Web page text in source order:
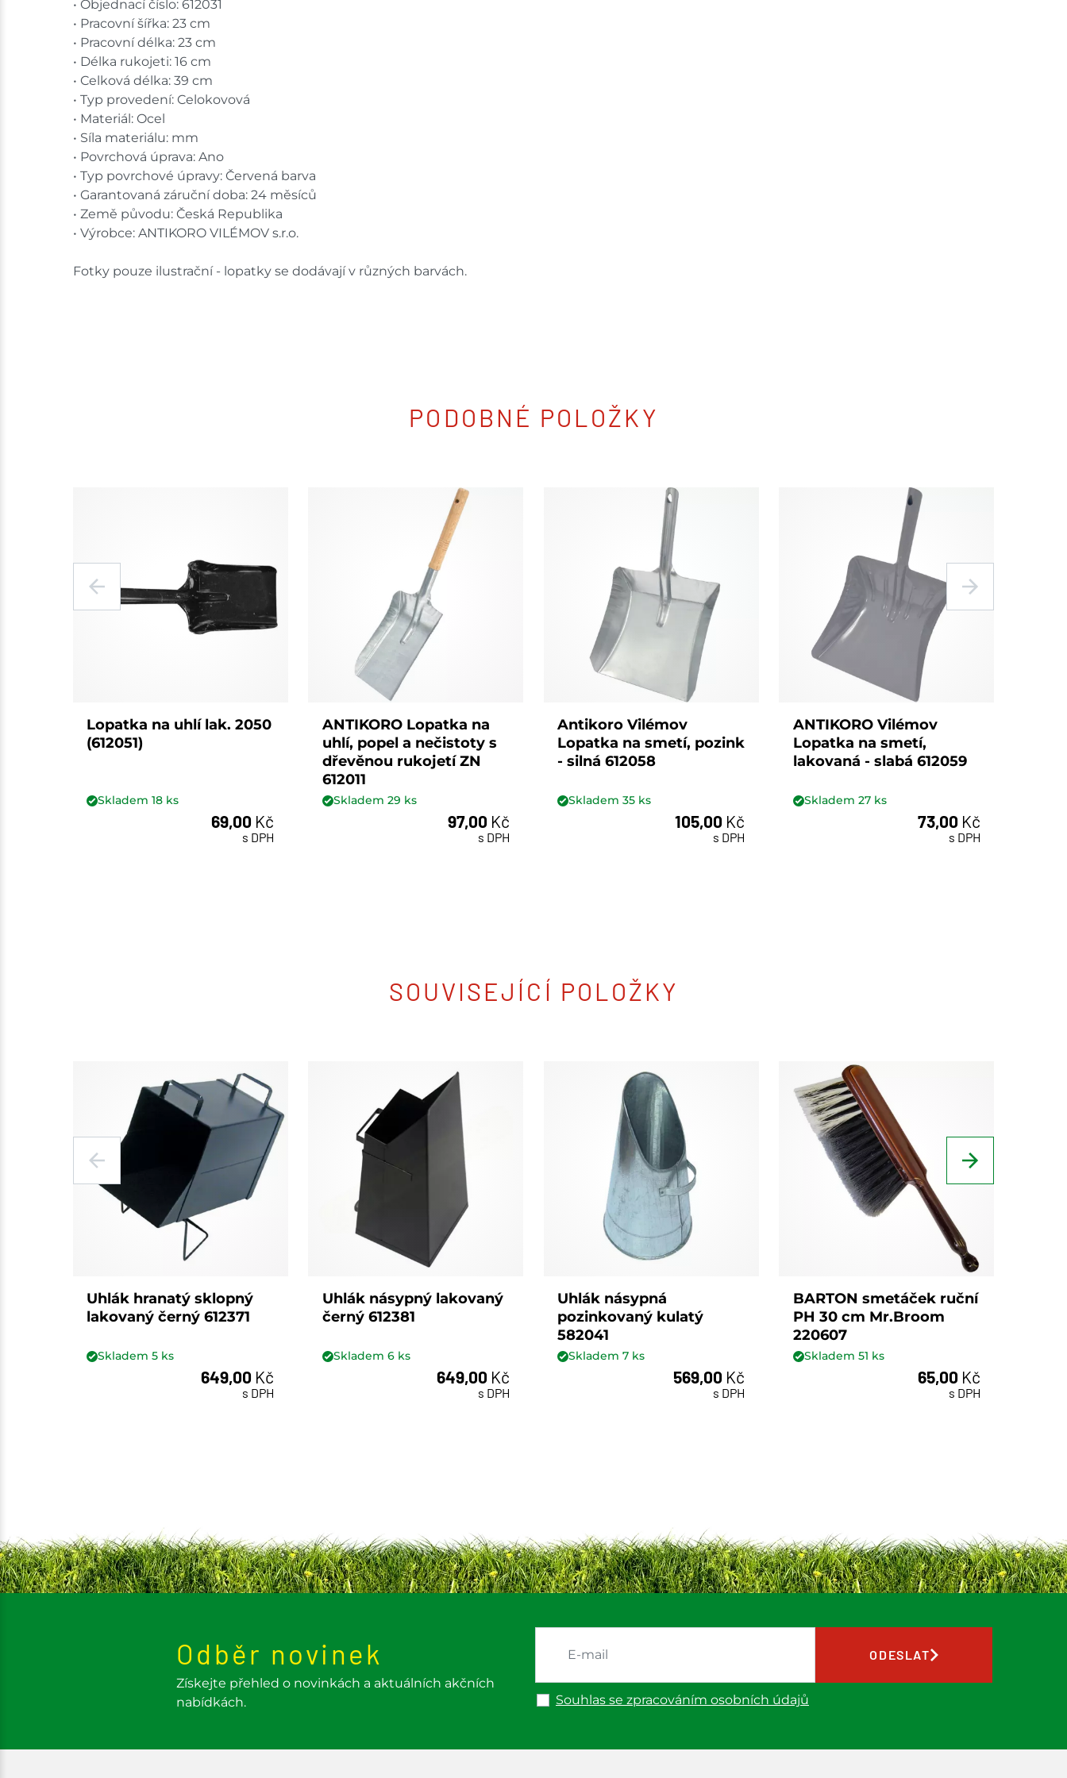
• Objednací číslo: 612031
• Pracovní šířka: 23 cm
• Pracovní délka: 23 cm
• Délka rukojeti: 16 cm
• Celková délka: 39 cm
• Typ provedení: Celokovová
• Materiál: Ocel
• Síla materiálu: mm
• Povrchová úprava: Ano
• Typ povrchové úpravy: Červená barva
• Garantovaná záruční doba: 24 měsíců
• Země původu: Česká Republika
• Výrobce: ANTIKORO VILÉMOV s.r.o.
Fotky pouze ilustrační - lopatky se dodávají v různých barvách.
PODOBNÉ POLOŽKY
Lopatka na uhlí lak. 2050
(612051)
Skladem18 ks
69,00 Kč
s DPH
ANTIKORO Lopatka na
uhlí, popel a nečistoty s
dřevěnou rukojetí ZN
612011
Skladem 29 ks
97,00 Kč
s DPH
Antikoro Vilémov
Lopatka na smetí, pozink
- silná 612058
Skladem35 ks
105,00 Kč
s DPH
ANTIKORO Vilémov
Lopatka na smetí,
lakovaná - slabá 612059
Skladem 27ks
73,00 Kč
s DPH
SOUVISEJÍCÍ POLOŽKY
Uhlák hranatý sklopný
lakovaný černý 612371
Skladem5 ks
649,00 Kč
s DPH
Uhlák násypný lakovaný
černý 612381
Skladem 6ks
649,00 Kč
s DPH
Uhlák násypná
pozinkovaný kulatý
582041
Skladem7 ks
569,00 Kč
s DPH
BARTON smetáček ruční
PH 30 cm Mr.Broom
220607
Skladem 51 ks
65,00 Kč
s DPH
Odběr novinek
Získejte přehled o novinkách a aktuálních akčních
nabídkách.
Souhlas se zpracováním osobních údajů
ODESLAT